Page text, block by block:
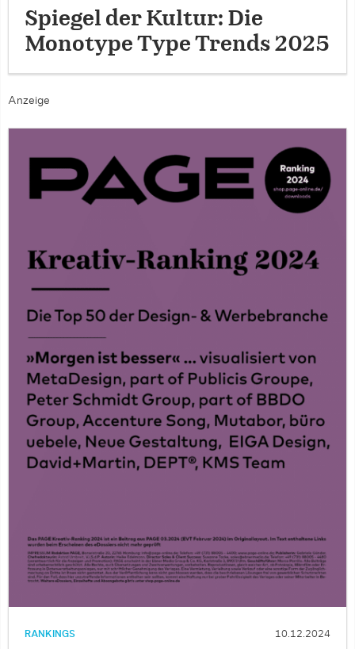
Spiegel der Kultur: Die
Monotype Type Trends 2025
Anzeige
RANKINGS 10.12.2024